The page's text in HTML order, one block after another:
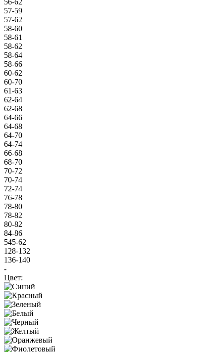
57-59
57-62
58-60
58-61
58-62
58-64
58-66
60-62
60-70
61-63
62-64
62-68
64-66
64-68
64-70
64-74
66-68
68-70
70-72
70-74
72-74
76-78
78-80
78-82
80-82
84-86
545-62
128-132
136-140
-
Цвет: